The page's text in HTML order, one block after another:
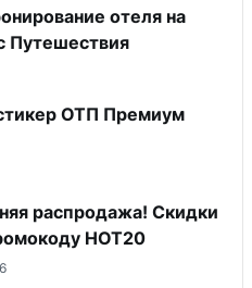
отеля на
Путешествия
ОТП Премиум
распродажа! Скидки
HOT20